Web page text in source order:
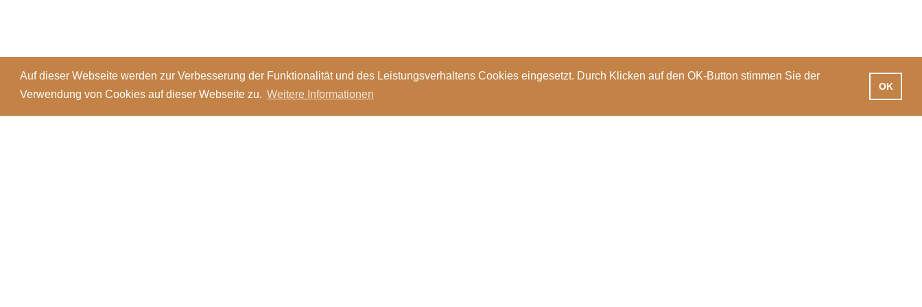
Auf dieser Webseite werden zur Verbesserung der Funktionalität und des Leistungsverhaltens Cookies eingesetzt. Durch Klicken auf den OK-Button stimmen Sie der
Verwendung von Cookies auf dieser Webseite zu. Weitere Informationen
OK